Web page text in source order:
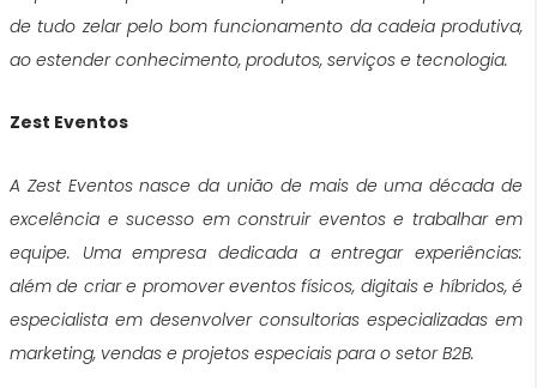
de tudo zelar pelo bom funcionamento da cadeia produtiva,
ao estender conhecimento, produtos, serviços e tecnologia.
Zest Eventos
A Zest Eventos nasce da união de mais de uma década de
excelência e sucesso em construir eventos e trabalhar em
equipe. Uma empresa dedicada a entregar experiências:
além de criar e promover eventos físicos, digitais e híbridos, é
especialista em desenvolver consultorias especializadas em
marketing, vendas e projetos especiais para o setor B2B.